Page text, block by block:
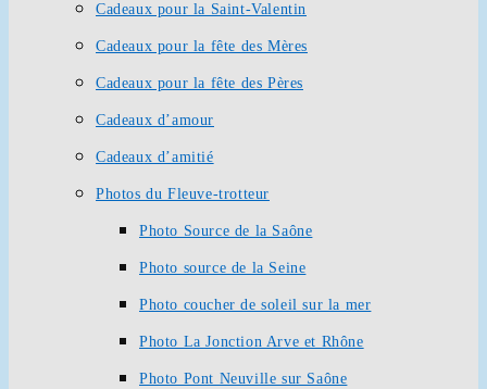
Cadeaux pour la Saint-Valentin
Cadeaux pour la fête des Mères
Cadeaux pour la fête des Pères
Cadeaux d’amour
Cadeaux d’amitié
Photos du Fleuve-trotteur
Photo Source de la Saône
Photo source de la Seine
Photo coucher de soleil sur la mer
Photo La Jonction Arve et Rhône
Photo Pont Neuville sur Saône